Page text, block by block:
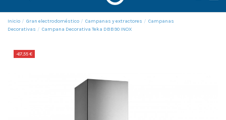
Inicio Gran electrodoméstico Campanas y extractores
Campanas
Decorativas
Campana Decorativa Teka DBB90 INOX
-67,55 €